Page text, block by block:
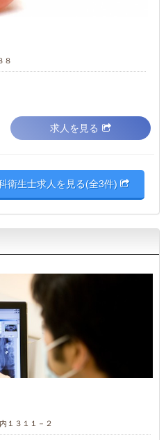
８
求人を見る
衛生士求人を見る(全3件)
１３１１－２